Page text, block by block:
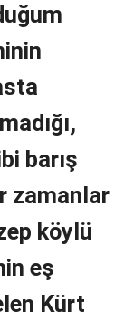
barış
zamanlar
köylü
eş
Kürt